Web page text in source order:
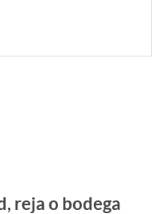
reja o bodega